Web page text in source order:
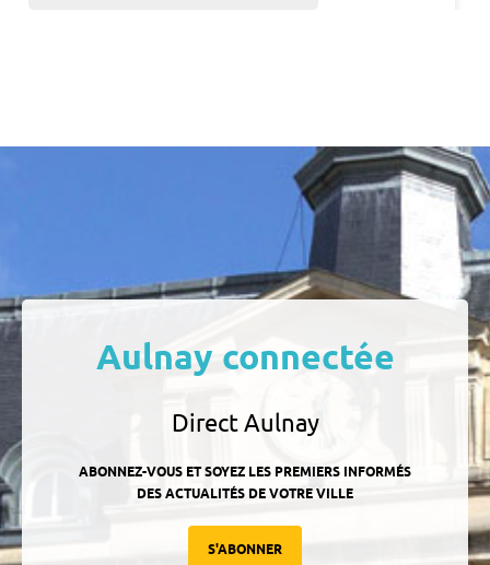
Aulnay connectée
Direct Aulnay
ABONNEZ-VOUS ET SOYEZ LES PREMIERS INFORMÉS
DES ACTUALITÉS DE VOTRE VILLE
S'ABONNER